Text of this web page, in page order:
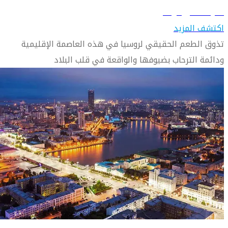
تعرّف على أوفا
اكتشف المزيد
تذوق الطعم الحقيقي لروسيا في هذه العاصمة الإقليمية
ودائمة الترحاب بضيوفها والواقعة في قلب البلاد